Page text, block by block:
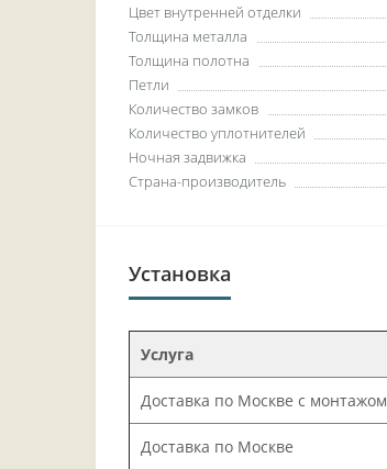
Цвет внутренней отделки
Толщина металла
Толщина полотна
Петли
Количество замков
Количество уплотнителей
Ночная задвижка
Страна-производитель
Установка
Услуга
Доставка по Москве с монтажом
Доставка по Москве